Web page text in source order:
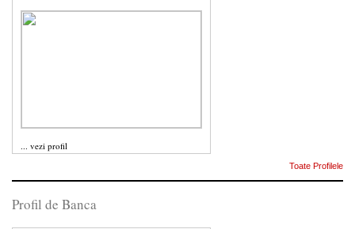
... vezi profil
Toate Profilele
Profil de Banca